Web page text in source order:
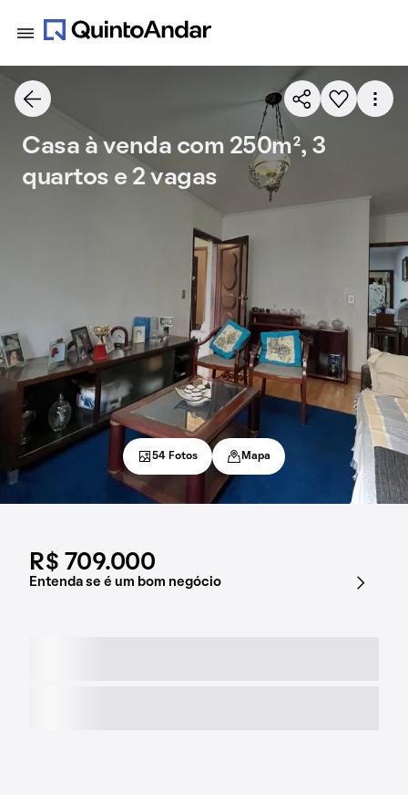
R$ 709.000
Entenda se é um bom negócio
Casa à venda com 250m², 3
quartos e 2 vagas
54 Fotos Mapa